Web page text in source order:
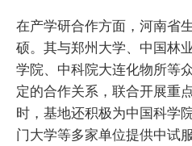
在产学研合作方面，河南省
硕。其与郑州大学、中国林
学院、中科院大连化物所等
定的合作关系，联合开展重
时，基地还积极为中国科学
门大学等多家单位提供中试